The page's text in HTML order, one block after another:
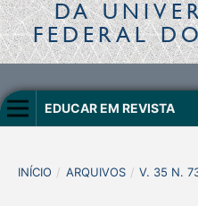
DA
FEDERAL
EDUCAR EM REVISTA
INÍCIO / ARQUIVOS / V. 35 N.